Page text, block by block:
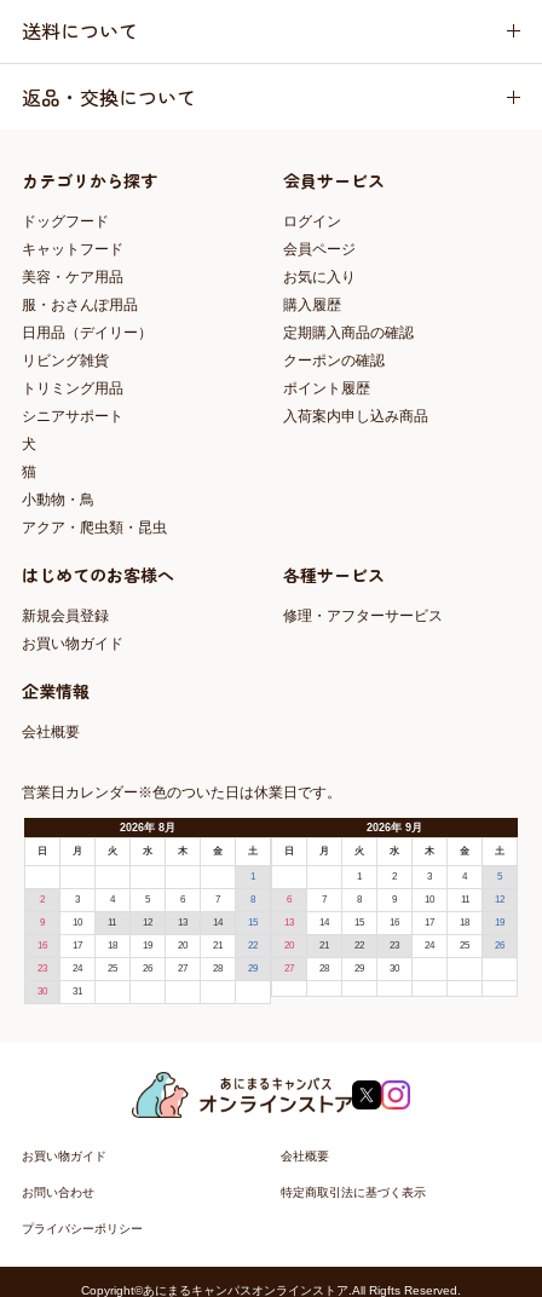
送料について
返品・交換について
カテゴリから探す
ドッグフード
キャットフード
美容・ケア用品
服・おさんぽ用品
日用品（デイリー）
リビング雑貨
トリミング用品
シニアサポート
犬
猫
小動物・鳥
アクア・爬虫類・昆虫
会員サービス
ログイン
会員ページ
お気に入り
購入履歴
定期購入商品の確認
クーポンの確認
ポイント履歴
入荷案内申し込み商品
はじめてのお客様へ
新規会員登録
お買い物ガイド
各種サービス
修理・アフターサービス
企業情報
会社概要
営業日カレンダー※色のついた日は休業日です。
2026年 8月
日 月 火 水 木 金 土
1
2 3 4 5 6 7 8
9 10 11 12 13 14 15
16 17 18 19 20 21 22
23 24 25 26 27 28 29
30 31
2026年9月
日 月 火 水 木 金 土
1 2 3 4 5
6 7 8 9 10 11 12
13 14 15 16 17 18 19
20 21 22 23 24 25 26
27 28 29 30
お買い物ガイド 会社概要
お問い合わせ 特定商取引法に基づく表示
プライバシーポリシー
Copyright©あにまるキャンパスオンラインストア.All Rigfts Reserved.